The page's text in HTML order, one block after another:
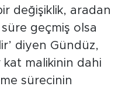
değişiklik, aradan
geçmiş olsa
diyen Gündüz,
kat malikinin dahi
sürecinin